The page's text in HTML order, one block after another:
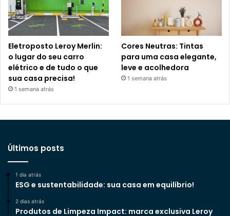
Eletroposto Leroy Merlin:
o lugar do seu carro
elétrico e de tudo o que
sua casa precisa!
1 semana atrás
Cores Neutras: Tintas
para uma casa elegante,
leve e acolhedora
1 semana atrás
Últimos posts
1 dia atrás
ESG e sustentabilidade: sua casa em equilíbrio!
2 dias atrás
Produtos de Limpeza Impact: marca exclusiva Leroy